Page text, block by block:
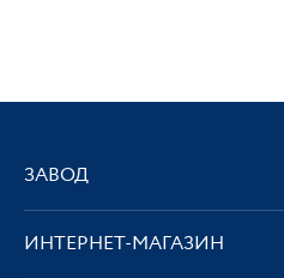
ЗАВОД
ИНТЕРНЕТ-МАГАЗИН